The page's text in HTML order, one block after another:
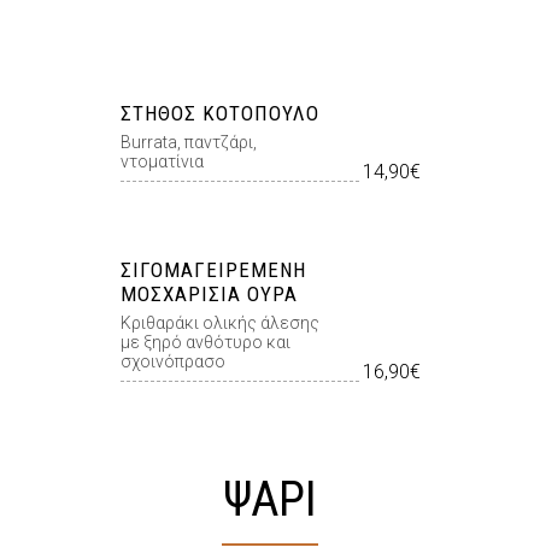
ΣΤΉΘΟΣ ΚΟΤΌΠΟΥΛΟ
Burrata, παντζάρι,
ντοματίνια
14,90€
ΣΙΓΟΜΑΓΕΙΡΕΜΈΝΗ
ΜΟΣΧΑΡΊΣΙΑ ΟΥΡΆ
Κριθαράκι ολικής άλεσης
με ξηρό ανθότυρο και
σχοινόπρασο
16,90€
ΨΑΡΙ